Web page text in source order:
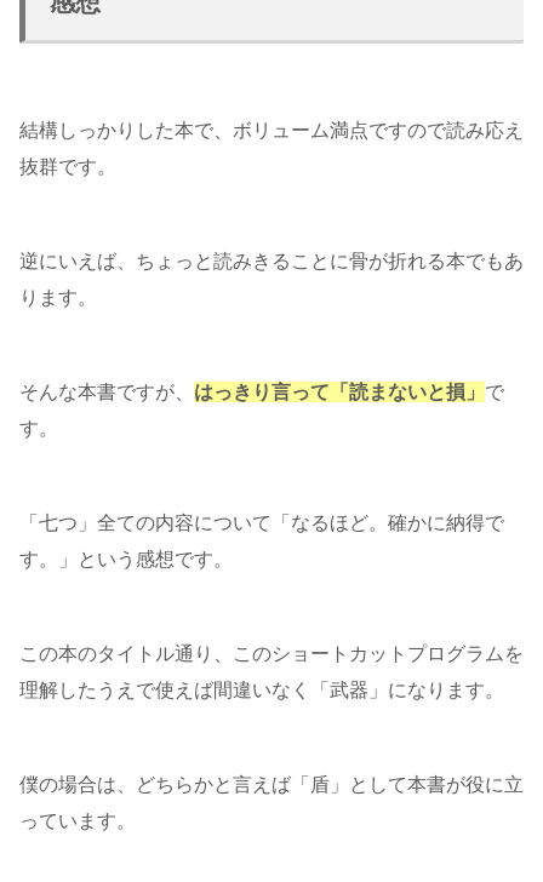
結構しっかりした本で、ボリューム満点ですので読み応え
抜群です。
逆にいえば、ちょっと読みきることに骨が折れる本でもあ
ります。
そんな本書ですが、 はっきり言って「読まないと損」 で
す。
「七つ」全ての内容について「なるほど。確かに納得で
す。」という感想です。
この本のタイトル通り、このショートカットプログラムを
理解したうえで使えば間違いなく「武器」になります。
僕の場合は、どちらかと言えば「盾」として本書が役に立
っています。